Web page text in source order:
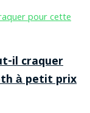
il craquer
à petit prix